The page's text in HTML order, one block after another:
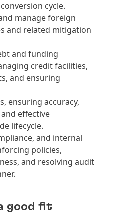
cycle.
manage foreign
and related mitigation
and funding
credit facilities,
and ensuring
ensuring accuracy,
effective
lifecycle.
and internal
policies,
and resolving audit
good fit